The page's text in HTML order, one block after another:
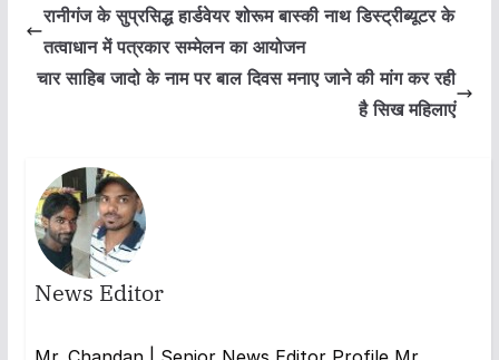
रानीगंज के सुप्रसिद्ध हार्डवेयर शोरूम बास्की नाथ डिस्ट्रीब्यूटर के
तत्वाधान में पत्रकार सम्मेलन का आयोजन
चार साहिब जादो के नाम पर बाल दिवस मनाए जाने की मांग कर रही
है सिख महिलाएं
News Editor